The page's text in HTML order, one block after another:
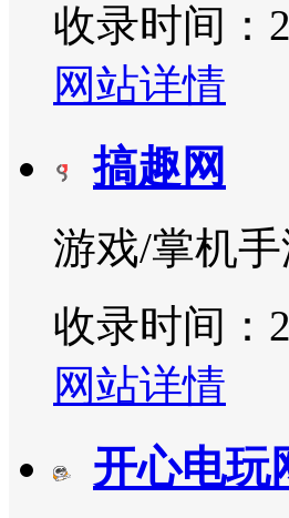
收录时间：
网站详情
搞趣网
游戏/掌机
收录时间：
网站详情
开心电玩